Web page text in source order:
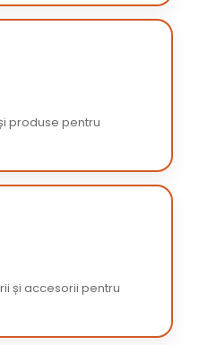
produse pentru
și accesorii pentru